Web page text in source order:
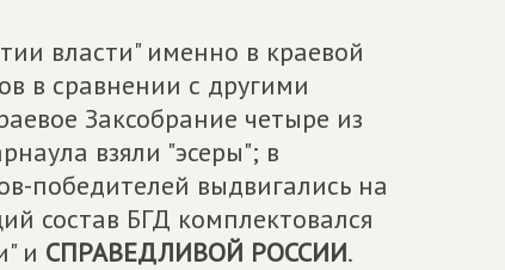
власти" именно в краевой
в сравнении с другими
Заксобрание четыре из
взяли "эсеры"; в
победителей выдвигались на
состав БГД комплектовался
и СПРАВЕДЛИВОЙ РОССИИ.